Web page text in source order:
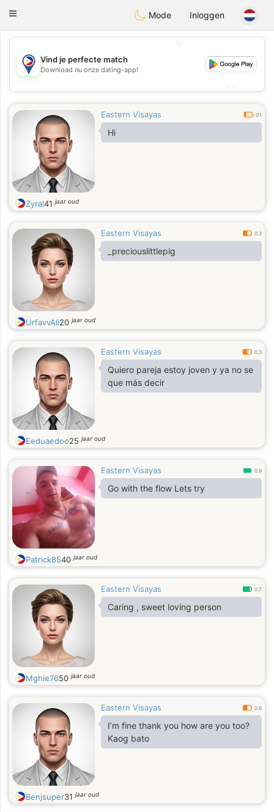
PhilippinesChat
Toggle
Mode Inloggen
💖
💕
Vind je perfecte match
Download nu onze dating-app!
Eastern Visayas 0.1
Hi
Zyral41jaar oud
Eastern Visayas 0.3
_preciouslittlepig
UrfavvAli20jaar oud
Eastern Visayas 0.3
Quiero pareja estoy joven y ya no se
que más decir
Eeduaedoo25jaar oud
Eastern Visayas 0.9
Go with the flow Lets try
Patrick8540jaar oud
Eastern Visayas 0.7
Caring , sweet loving person
Mghie7650jaar oud
Eastern Visayas 0.6
I’m fine thank you how are you too?
Kaog bato
Benjsuper31jaar oud